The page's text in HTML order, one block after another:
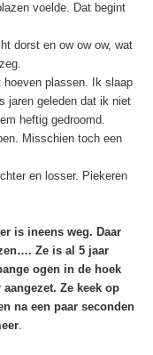
voelde. Dat begint
dorst en ow ow ow, wat
hoeven plassen. Ik slaap
jaren geleden dat ik niet
heftig gedroomd.
Misschien toch een
en losser. Piekeren
is ineens weg. Daar
Ze is al 5 jaar
ogen in de hoek
Ze keek op
na een paar seconden
.